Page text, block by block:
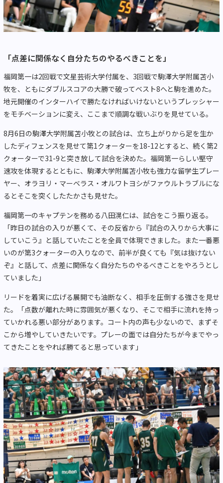
「点差に関係なく自分たちのやるべきことを」
福岡第一は2回戦で文星芸術大学付属を、3回戦で駒澤大学附属苫小
牧を、ともにダブルスコアの大勝で破ってベスト8へと駒を進めた。
地元開催のインターハイで勝たなければいけないというプレッシャー
をモチベーションに変え、ここまで順調な戦いぶりを見せている。
8月6日の駒澤大学附属苫小牧との試合は、立ち上がりから足を生か
したディフェンスを見せて第1クォーターを18-12とすると、続く第2
クォーターで31-9と突き放して試合を決めた。福岡第一らしい堅守
速攻を体現するとともに、駒澤大学附属苫小牧も強力な留学生プレー
ヤー、オラヨリ・マーベラス・オルワトヨシがファウルトラブルにな
るとそこを突くしたたかさも見せた。
福岡第一のキャプテンを務める八田滉仁は、試合をこう振り返る。
「昨日の試合の入りが悪くて、その反省から『試合の入りから大事に
していこう』と話していたことを全員で体現できました。また一番悪
いのが第3クォーターの入りなので、前半が良くても『気は抜けない
ぞ』と話して、点差に関係なく自分たちのやるべきことをやろうとし
ていました」
リードを着実に広げる展開でも油断なく、相手を圧倒する強さを見せ
た。「点数が離れた時に雰囲気が悪くなり、そこで相手に流れを持っ
ていかれる悪い部分があります。コート内の声も少ないので、まずそ
こから増やしていきたいです。プレーの面では自分たちが今までやっ
てきたことをやれば勝てると思っています」